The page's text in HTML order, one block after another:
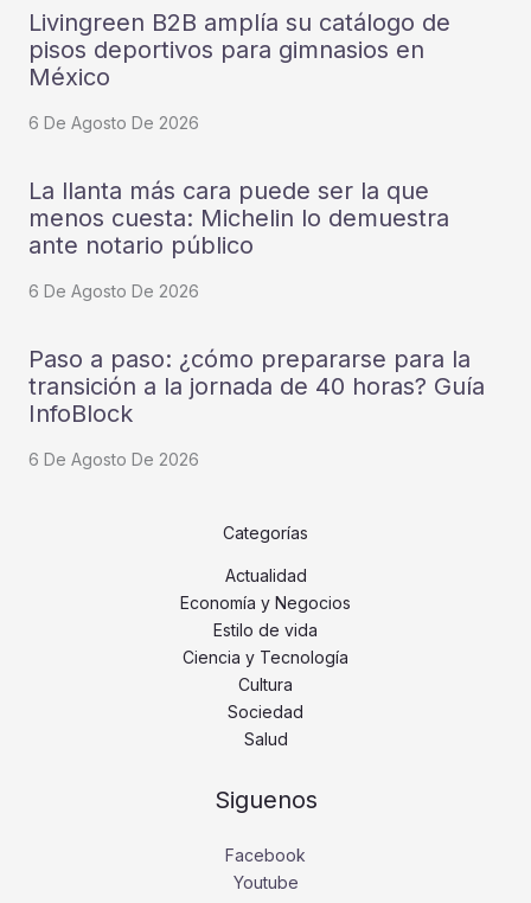
Livingreen B2B amplía su catálogo de
pisos deportivos para gimnasios en
México
6 De Agosto De 2026
La llanta más cara puede ser la que
menos cuesta: Michelin lo demuestra
ante notario público
6 De Agosto De 2026
Paso a paso: ¿cómo prepararse para la
transición a la jornada de 40 horas? Guía
InfoBlock
6 De Agosto De 2026
Categorías
Actualidad
Economía y Negocios
Estilo de vida
Ciencia y Tecnología
Cultura
Sociedad
Salud
Siguenos
Facebook
Youtube